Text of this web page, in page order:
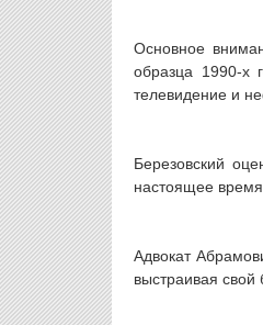
Основное
образца 1990-х
телевидение и
Березовский
настоящее
Адвокат
выстраивая свой